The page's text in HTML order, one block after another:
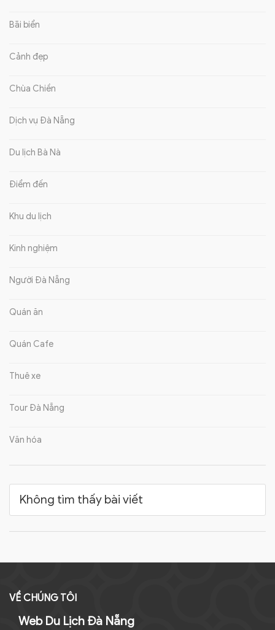
Bãi biển
Cảnh đẹp
Chùa Chiền
Dịch vụ Đà Nẵng
Du lịch Bà Nà
Điểm đến
Khu du lịch
Kinh nghiệm
Người Đà Nẵng
Quán ăn
Quán Cafe
Thuê xe
Tour Đà Nẵng
Văn hóa
Không tìm thấy bài viết
VỀ CHÚNG TÔI
Web Du Lịch Đà Nẵng